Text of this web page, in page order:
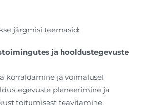
järgmisi teemasid:
ja hooldustegevuste
korraldamine ja võimalusel
planeerimine ja
toitumisest teavitamine,